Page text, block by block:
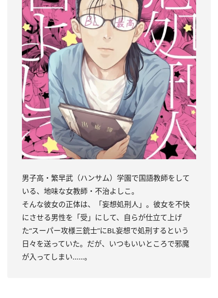
男子高・繁早武（ハンサム）学園で国語教師をして
いる、地味な女教師・不治よしこ。
そんな彼女の正体は、「妄想処刑人」。 彼女を不快
にさせる男性を「受」にして、自らが仕立て上げ
た“スーパー攻様三銃士”にBL妄想で処刑するという
日々を送っていた。 だが、いつもいいところで邪魔
が入ってしまい……。